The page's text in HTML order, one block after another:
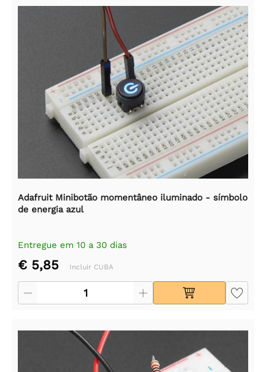
Adafruit Minibotão momentâneo iluminado - símbolo
de energia azul
Entregue em 10 a 30 dias
€ 5,85 Incluir CUBA